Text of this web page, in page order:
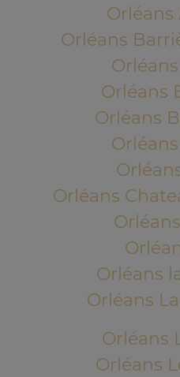
Orléans
Orléans
Orléans
Orléans
Orléans
Orléans
Orléans
Orléans